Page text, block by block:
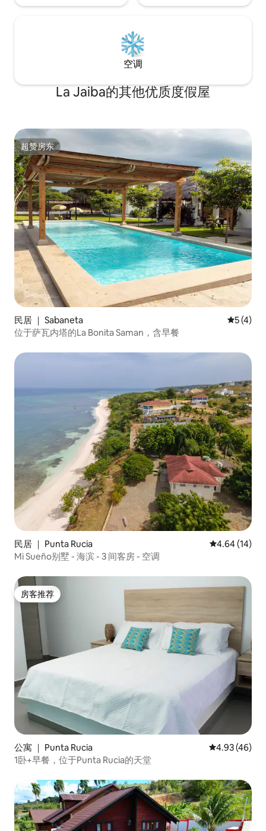
空调
La Jaiba的其他优质度假屋
超赞房东
超赞房东
民居 ｜ Sabaneta 平均评分
5 (4)
位于萨瓦内塔的La Bonita Saman，含早餐
民居 ｜ Punta Rucia 平均评分
4.64 (14)
Mi Sueño别墅 - 海滨 - 3 间客房 - 空调
房客推荐
房客推荐
公寓 ｜ Punta Rucia 平均评分
4.93 (46)
1卧+早餐，位于Punta Rucia的天堂